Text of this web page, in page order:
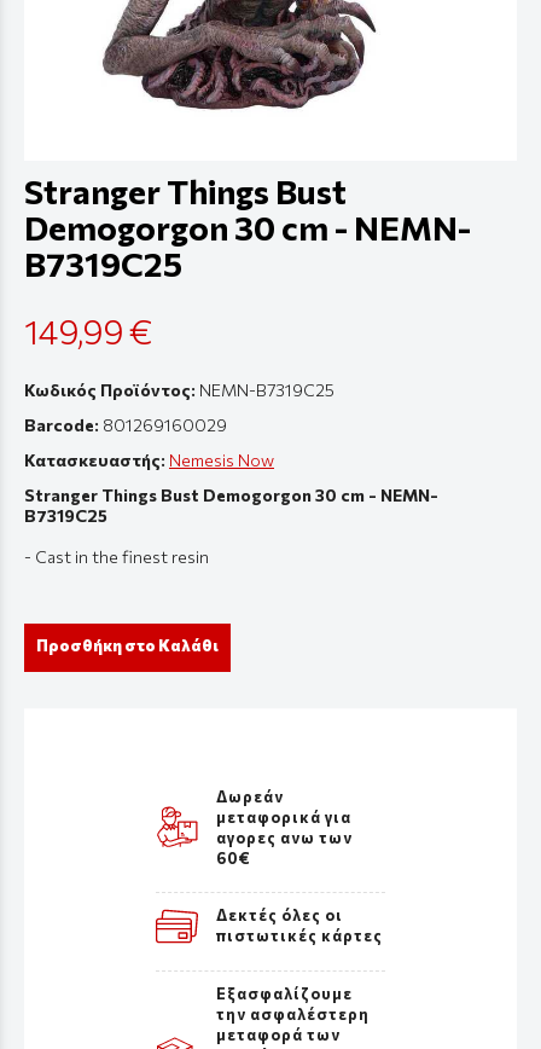
Stranger Things Bust
Demogorgon 30 cm - NEMN-
B7319C25
149,99 €
Κωδικός Προϊόντος: NEMN-B7319C25
Barcode: 801269160029
Κατασκευαστής: Nemesis Now
Stranger Things Bust Demogorgon 30 cm - NEMN-
B7319C25
- Cast in the finest resin
Προσθήκη στο Καλάθι
Δωρεάν
μεταφορικά για
αγορες ανω των
60€
Δεκτές όλες οι
πιστωτικές κάρτες
Εξασφαλίζουμε
την ασφαλέστερη
μεταφορά των